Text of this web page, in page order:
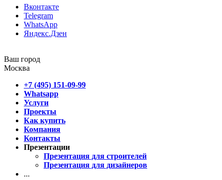
Вконтакте
Telegram
WhatsApp
Яндекс.Дзен
Ваш город
Москва
+7 (495) 151-09-99
Whatsapp
Услуги
Проекты
Как купить
Компания
Контакты
Презентации
Презентация для строителей
Презентация для дизайнеров
...